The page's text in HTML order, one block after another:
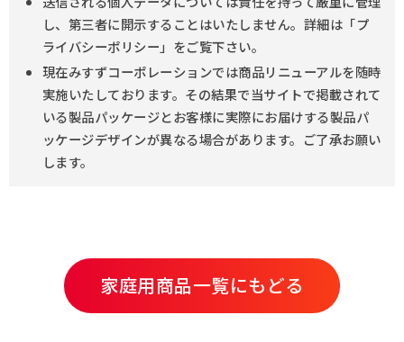
し、第三者に開示することはいたしません。詳細は「プ
ライバシーポリシー」をご覧下さい。
現在みすずコーポレーションでは商品リニューアルを随時
実施いたしております。その結果で当サイトで掲載されて
いる製品パッケージとお客様に実際にお届けする製品パ
ッケージデザインが異なる場合があります。ご了承お願い
します。
家庭用商品一覧にもどる